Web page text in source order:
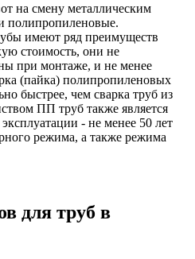
на смену металлическим
полипропиленовые.
имеют ряд преимуществ
стоимость, они не
при монтаже, и не менее
(пайка) полипропиленовых
быстрее, чем сварка труб из
ПП труб также является
- не менее 50 лет
режима, а также режима
для труб в